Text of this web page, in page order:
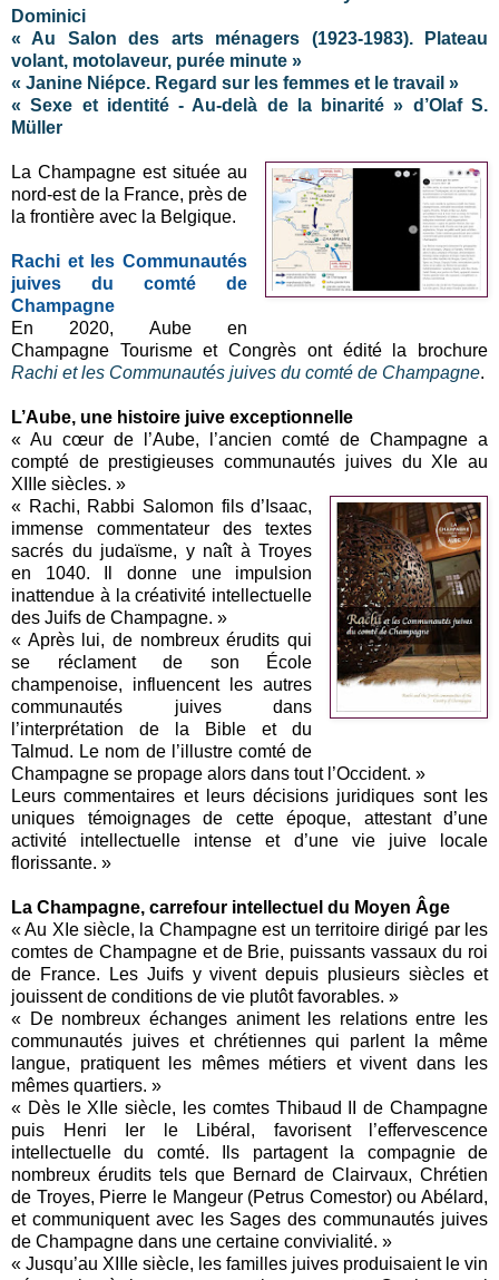
Dominici
« Au Salon des arts ménagers (1923-1983). Plateau
volant, motolaveur, purée minute »
« Janine Niépce. Regard sur les femmes et le travail »
« Sexe et identité - Au-delà de la binarité » d’Olaf S.
Müller
La Champagne est située au
nord-est de la France, près de
la frontière avec la Belgique.
Rachi et les Communautés
juives du comté de
Champagne
En 2020, Aube en
Champagne Tourisme et Congrès ont édité la brochure
Rachi et les Communautés juives du comté de Champagne.
L’Aube, une histoire juive exceptionnelle
« Au cœur de l’Aube, l’ancien comté de Champagne a
compté de prestigieuses communautés juives du XIe au
XIIIe siècles. »
« Rachi, Rabbi Salomon fils d’Isaac,
immense commentateur des textes
sacrés du judaïsme, y naît à Troyes
en 1040. Il donne une impulsion
inattendue à la créativité intellectuelle
des Juifs de Champagne. »
« Après lui, de nombreux érudits qui
se réclament de son École
champenoise, influencent les autres
communautés juives dans
l’interprétation de la Bible et du
Talmud. Le nom de l’illustre comté de
Champagne se propage alors dans tout l’Occident. »
Leurs commentaires et leurs décisions juridiques sont les
uniques témoignages de cette époque, attestant d’une
activité intellectuelle intense et d’une vie juive locale
florissante. »
La Champagne, carrefour intellectuel du Moyen Âge
« Au XIe siècle, la Champagne est un territoire dirigé par les
comtes de Champagne et de Brie, puissants vassaux du roi
de France. Les Juifs y vivent depuis plusieurs siècles et
jouissent de conditions de vie plutôt favorables. »
« De nombreux échanges animent les relations entre les
communautés juives et chrétiennes qui parlent la même
langue, pratiquent les mêmes métiers et vivent dans les
mêmes quartiers. »
« Dès le XIIe siècle, les comtes Thibaud II de Champagne
puis Henri Ier le Libéral, favorisent l’effervescence
intellectuelle du comté. Ils partagent la compagnie de
nombreux érudits tels que Bernard de Clairvaux, Chrétien
de Troyes, Pierre le Mangeur (Petrus Comestor) ou Abélard,
et communiquent avec les Sages des communautés juives
de Champagne dans une certaine convivialité. »
« Jusqu’au XIIIe siècle, les familles juives produisaient le vin